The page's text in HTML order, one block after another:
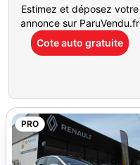
Estimez et déposez votre
annonce sur ParuVendu.fr
Cote auto gratuite
PRO